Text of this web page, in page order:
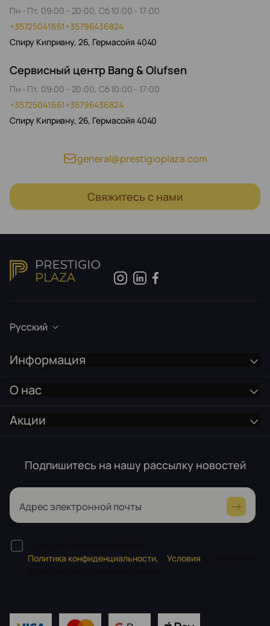
Пн - Пт, 09:00 - 20:00, Сб 10:00 - 17:00
+35725041661+35796436824
Спиру Киприану, 26, Гермасойя 4040
Сервисный центр Bang & Olufsen
Пн - Пт, 09:00 - 20:00, Сб 10:00 - 17:00
+35725041661+35796436824
Спиру Киприану, 26, Гермасойя 4040
general@prestigioplaza.com
Свяжитесь с нами
Русский
Информация
О нас
Акции
Подпишитесь на нашу рассылку новостей
Адрес электронной почты
Политика конфиденциальности,
Условия